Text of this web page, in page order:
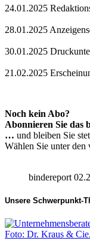
24.01.2025
28.01.2025
30.01.2025
21.02.2025
Noch kein Abo?
Abonnieren Sie das
… und bleiben Sie
Wählen Sie unter den
bindereport
Unsere Schwerpunkt-